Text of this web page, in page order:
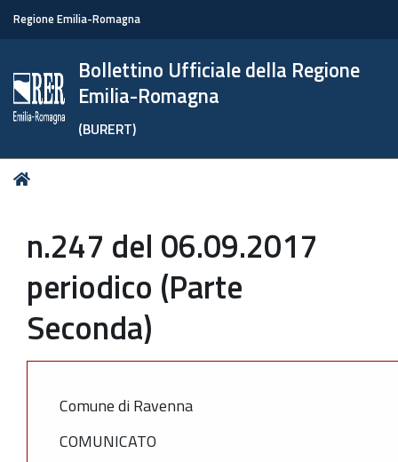
Regione Emilia-Romagna
Bollettino Ufficiale della Regione
Emilia-Romagna
(BURERT)
Tu
n.247 del 06.09.2017
periodico (Parte
Seconda)
Comune di Ravenna
COMUNICATO